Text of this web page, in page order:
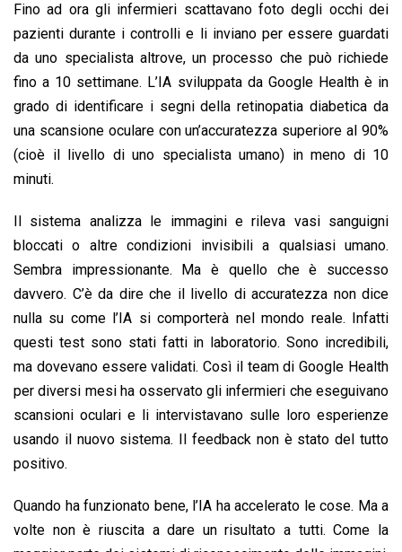
Fino ad ora gli infermieri scattavano foto degli occhi dei
pazienti durante i controlli e li inviano per essere guardati
da uno specialista altrove, un processo che può richiede
fino a 10 settimane. L’IA sviluppata da Google Health è in
grado di identificare i segni della retinopatia diabetica da
una scansione oculare con un’accuratezza superiore al 90%
(cioè il livello di uno specialista umano) in meno di 10
minuti.
Il sistema analizza le immagini e rileva vasi sanguigni
bloccati o altre condizioni invisibili a qualsiasi umano.
Sembra impressionante. Ma è quello che è successo
davvero. C’è da dire che il livello di accuratezza non dice
nulla su come l’IA si comporterà nel mondo reale. Infatti
questi test sono stati fatti in laboratorio. Sono incredibili,
ma dovevano essere validati. Così il team di Google Health
per diversi mesi ha osservato gli infermieri che eseguivano
scansioni oculari e li intervistavano sulle loro esperienze
usando il nuovo sistema. Il feedback non è stato del tutto
positivo.
Quando ha funzionato bene, l’IA ha accelerato le cose. Ma a
volte non è riuscita a dare un risultato a tutti. Come la